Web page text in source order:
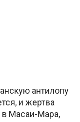
антилопу
и жертва
в Масаи-Мара,